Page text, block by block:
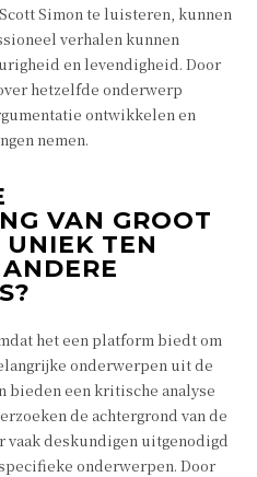
Simon te luisteren, kunnen
verhalen kunnen
en levendigheid. Door
hetzelfde onderwerp
ontwikkelen en
nemen.
VAN GROOT
TEN
het een platform biedt om
onderwerpen uit de
bieden een kritische analyse
de achtergrond van de
vaak deskundigen uitgenodigd
onderwerpen. Door